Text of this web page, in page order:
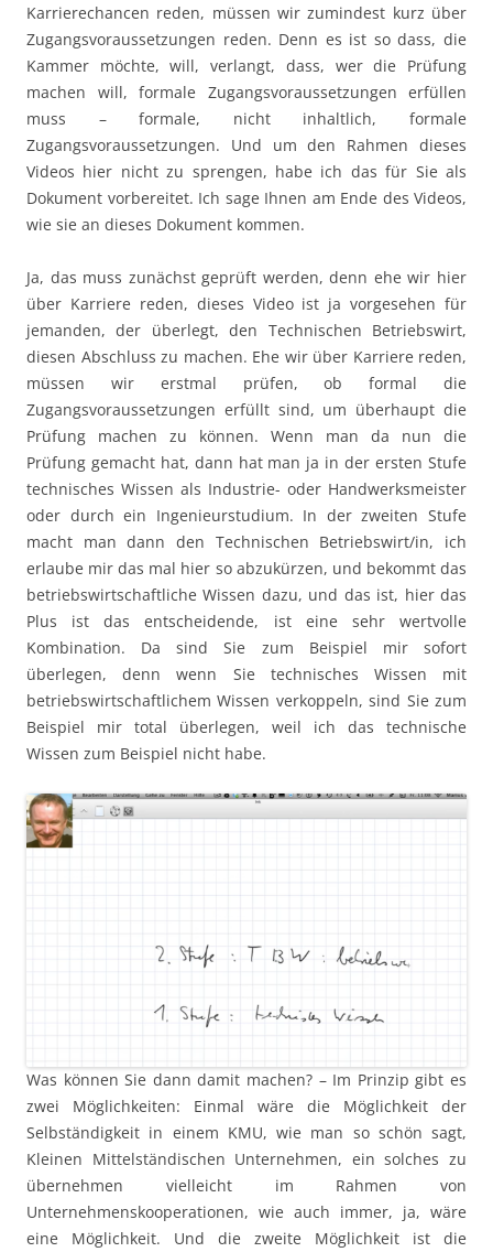
Karrierechancen reden, müssen wir zumindest kurz über
Zugangsvoraussetzungen reden. Denn es ist so dass, die
Kammer möchte, will, verlangt, dass, wer die Prüfung
machen will, formale Zugangsvoraussetzungen erfüllen
muss – formale, nicht inhaltlich, formale
Zugangsvoraussetzungen. Und um den Rahmen dieses
Videos hier nicht zu sprengen, habe ich das für Sie als
Dokument vorbereitet. Ich sage Ihnen am Ende des Videos,
wie sie an dieses Dokument kommen.
Ja, das muss zunächst geprüft werden, denn ehe wir hier
über Karriere reden, dieses Video ist ja vorgesehen für
jemanden, der überlegt, den Technischen Betriebswirt,
diesen Abschluss zu machen. Ehe wir über Karriere reden,
müssen wir erstmal prüfen, ob formal die
Zugangsvoraussetzungen erfüllt sind, um überhaupt die
Prüfung machen zu können. Wenn man da nun die
Prüfung gemacht hat, dann hat man ja in der ersten Stufe
technisches Wissen als Industrie- oder Handwerksmeister
oder durch ein Ingenieurstudium. In der zweiten Stufe
macht man dann den Technischen Betriebswirt/in, ich
erlaube mir das mal hier so abzukürzen, und bekommt das
betriebswirtschaftliche Wissen dazu, und das ist, hier das
Plus ist das entscheidende, ist eine sehr wertvolle
Kombination. Da sind Sie zum Beispiel mir sofort
überlegen, denn wenn Sie technisches Wissen mit
betriebswirtschaftlichem Wissen verkoppeln, sind Sie zum
Beispiel mir total überlegen, weil ich das technische
Wissen zum Beispiel nicht habe.
Was können Sie dann damit machen? – Im Prinzip gibt es
zwei Möglichkeiten: Einmal wäre die Möglichkeit der
Selbständigkeit in einem KMU, wie man so schön sagt,
Kleinen Mittelständischen Unternehmen, ein solches zu
übernehmen vielleicht im Rahmen von
Unternehmenskooperationen, wie auch immer, ja, wäre
eine Möglichkeit. Und die zweite Möglichkeit ist die